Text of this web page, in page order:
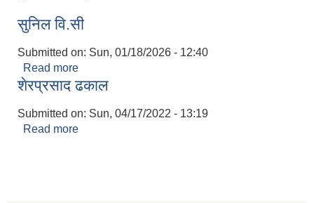
सुनिल वि.सी
Submitted on: Sun, 01/18/2026 - 12:40
Read more
शेरप्रसाद ढकाल
Submitted on: Sun, 04/17/2022 - 13:19
Read more